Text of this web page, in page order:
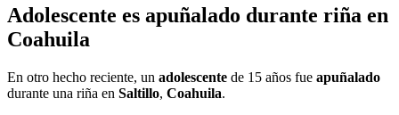
Adolescente es apuñalado durante riña en
Coahuila
En otro hecho reciente, un adolescente de 15 años fue apuñalado
durante una riña en Saltillo, Coahuila.